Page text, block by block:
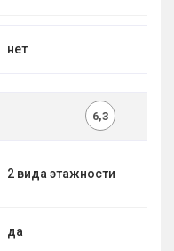
нет
6,3
2 вида этажности
да